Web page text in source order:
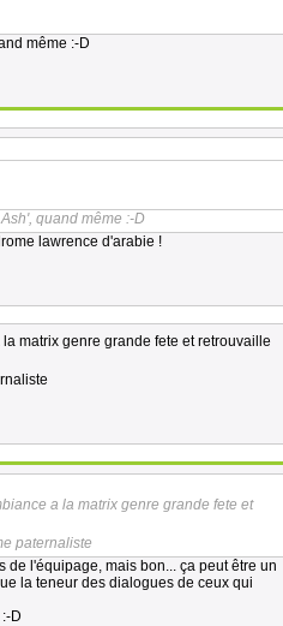
même :-D
quand même :-D
lawrence d'arabie !
matrix genre grande fete et retrouvaille
a la matrix genre grande fete et
paternaliste
l'équipage, mais bon... ça peut être un
la teneur des dialogues de ceux qui
D